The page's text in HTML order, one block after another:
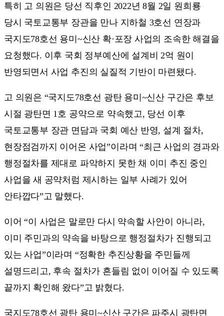
특히 고 의원은 당선 직후인 2022년 8월 2일 원희룡
당시 국토교통부 장관을 만나 지하철 3호선 연장과
국지도78호선 용미~신산 확·포장 사업의 조속한 해결을
요청했다. 이후 국회 정부예산에 설계비 2억 원이
반영되면서 사업 추진의 실질적 기반이 마련됐다.
고 의원은 “국지도78호선 광탄 용미~신산 구간은 후보
시절 광탄면 1호 공약으로 약속했고, 당선 이후
국토교통부 장관 면담과 국회 예산 반영, 설계 절차,
현장점검까지 이어온 사업”이라며 “최근 사업의 경과와
행정절차를 제대로 파악하지 못한 채 이미 추진 중인
사업을 새 공약처럼 제시하는 일부 사례가 있어
안타깝다”고 말했다.
이어 “이 사업은 말로만 다시 약속할 사안이 아니라,
이미 주민과의 약속을 바탕으로 행정절차가 진행되고
있는 사업”이라며 “정확한 추진상황을 주민들께
설명드리고, 후속 절차가 흔들림 없이 이어질 수 있도록
끝까지 확인해 왔다”고 밝혔다.
국지도78호선 광탄 용미~신산 구간은 파주시 광탄면